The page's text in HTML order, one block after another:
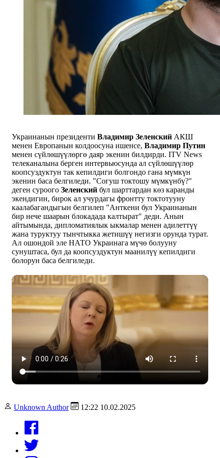
Украинанын президенти Владимир Зеленский АКШ
менен Европанын колдоосуна ишенсе, Владимир Путин
менен сүйлөшүүлөргө даяр экенин билдирди. ITV News
телеканалына берген интервьюсунда ал сүйлөшүүлөр
коопсуздуктун так кепилдиги болгондо гана мүмкүн
экенин баса белгиледи. "Согуш токтошу мүмкүнбү?"
деген суроого Зеленский бул шарттардан көз каранды
экендигин, бирок ал учурдагы фронтту токтотууну
каалабагандыгын белгилеп "Анткени бул Украинанын
бир нече шаарын блокадада калтырат" деди. Анын
айтымында, дипломатиялык ыкмалар менен адилеттүү
жана туруктуу тынчтыкка жетишүү негизги орунда турат.
Ал ошондой эле НАТО Украинага мүчө болууну
сунуштаса, бул да коопсуздуктун маанилүү кепилдиги
болорун баса белгиледи.
Unknown Author 12:22 10.02.2025